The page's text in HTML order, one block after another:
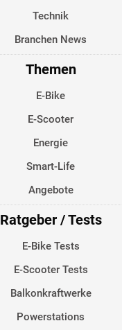
Technik
Branchen News
Themen
E-Bike
E-Scooter
Energie
Smart-Life
Angebote
Ratgeber / Tests
E-Bike Tests
E-Scooter Tests
Balkonkraftwerke
Powerstations